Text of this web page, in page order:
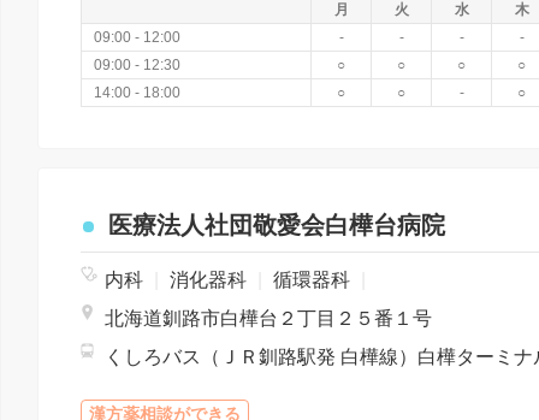
月 火 水
木
09:00 - 12:00
- - -
-
09:00 - 12:30
○ ○ ○
○
14:00 - 18:00
○ ○ - ○
医療法人社団敬愛会白樺台病院
内科 消化器科 循環器科
北海道釧路市白樺台２丁目２５番１号
漢方薬相談ができる